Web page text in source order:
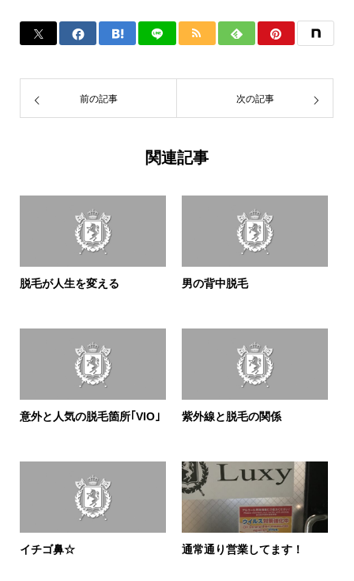
前の記事 次の記事
関連記事
脱毛が人生を変える 男の背中脱毛
意外と人気の脱毛箇所｢VIO｣ 紫外線と脱毛の関係
イチゴ鼻☆ 通常通り営業してます！